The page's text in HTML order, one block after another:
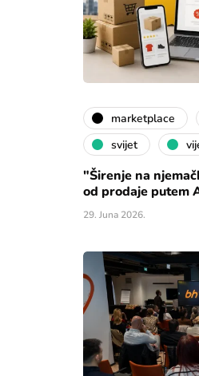
marketplace
svijet
"Širenje na
od prodaje putem
29. Juna 2026.